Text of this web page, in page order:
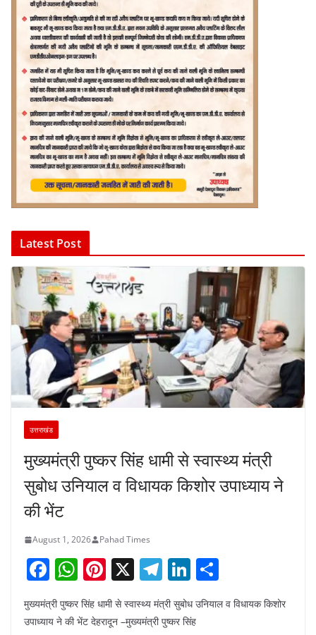
Latest Post
उत्तराखंड
मुख्यमंत्री पुष्कर सिंह धामी से स्वास्थ्य मंत्री
सुबोध उनियाल व विधायक किशोर उपाध्याय ने
की भेंट
August 1, 2026 Pahad Times
F
a
c
W
h
at
Pi
nt
er
X T
el
e
Li
n
k ar
मुख्यमंत्री पुष्कर सिंह धामी से स्वास्थ्य मंत्री सुबोध उनियाल व विधायक किशोर
उपाध्याय ने की भेंट देहरादून –मुख्यमंत्री पुष्कर सिंह